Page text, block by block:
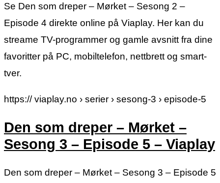
Se Den som dreper – Mørket – Sesong 2 –
Episode 4 direkte online på Viaplay. Her kan du
streame TV-programmer og gamle avsnitt fra dine
favoritter på PC, mobiltelefon, nettbrett og smart-
tver.
https:// viaplay.no › serier › sesong-3 › episode-5
Den som dreper – Mørket –
Sesong 3 – Episode 5 – Viaplay
Den som dreper – Mørket – Sesong 3 – Episode 5